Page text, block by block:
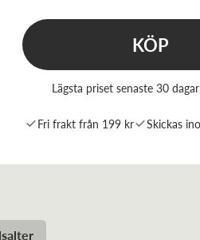
KÖP
Lägsta priset senaste 30
Fri frakt från 199 kr Skickas